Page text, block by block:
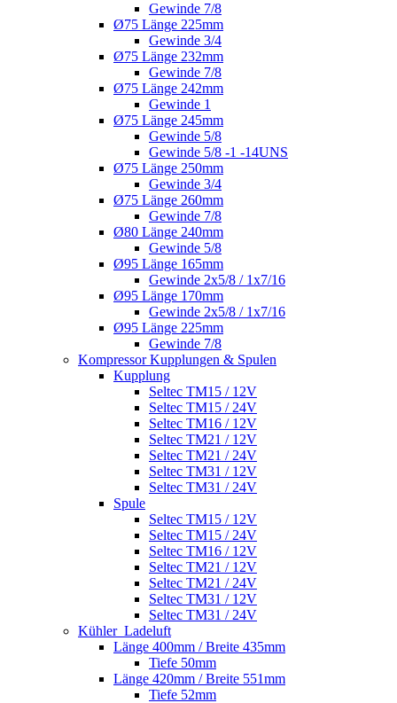
Gewinde 7/8
Ø75 Länge 225mm
Gewinde 3/4
Ø75 Länge 232mm
Gewinde 7/8
Ø75 Länge 242mm
Gewinde 1
Ø75 Länge 245mm
Gewinde 5/8
Gewinde 5/8 -1 -14UNS
Ø75 Länge 250mm
Gewinde 3/4
Ø75 Länge 260mm
Gewinde 7/8
Ø80 Länge 240mm
Gewinde 5/8
Ø95 Länge 165mm
Gewinde 2x5/8 / 1x7/16
Ø95 Länge 170mm
Gewinde 2x5/8 / 1x7/16
Ø95 Länge 225mm
Gewinde 7/8
Kompressor Kupplungen & Spulen
Kupplung
Seltec TM15 / 12V
Seltec TM15 / 24V
Seltec TM16 / 12V
Seltec TM21 / 12V
Seltec TM21 / 24V
Seltec TM31 / 12V
Seltec TM31 / 24V
Spule
Seltec TM15 / 12V
Seltec TM15 / 24V
Seltec TM16 / 12V
Seltec TM21 / 12V
Seltec TM21 / 24V
Seltec TM31 / 12V
Seltec TM31 / 24V
Kühler_Ladeluft
Länge 400mm / Breite 435mm
Tiefe 50mm
Länge 420mm / Breite 551mm
Tiefe 52mm